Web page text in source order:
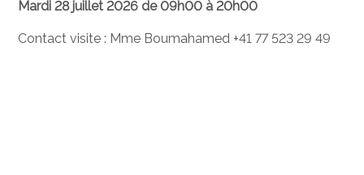
Mardi 28 juillet 2026 de 09h00 à 20h00
Contact visite : Mme Boumahamed +41 77 523 29 49